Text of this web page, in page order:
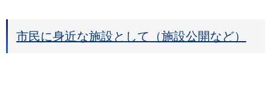
市民に身近な施設として（施設公開など）